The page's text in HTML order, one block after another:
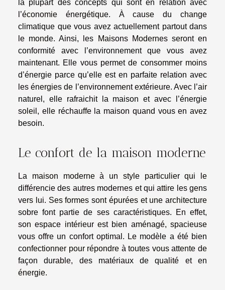
la plupart des concepts qui sont en relation avec
l’économie énergétique. À cause du change
climatique que vous avez actuellement partout dans
le monde. Ainsi, les
Maisons Modernesseront en
conformité avec l’environnement que vous avez
maintenant. Elle vous permet de consommer moins
d’énergie parce qu’elle est en parfaite relation avec
les énergies de l’environnement extérieure. Avec l’air
naturel, elle rafraichit la maison et avec l’énergie
soleil, elle réchauffe la maison quand vous en avez
besoin.
Le confort de la maison moderne
La maison moderne à un style particulier qui le
différencie des autres modernes et qui attire les gens
vers lui. Ses formes sont épurées et une architecture
sobre font partie de ses caractéristiques. En effet,
son espace intérieur est bien aménagé, spacieuse
vous offre un confort optimal. Le modèle a été bien
confectionner pour répondre à toutes vous attente de
façon durable, des matériaux de qualité et en
énergie.